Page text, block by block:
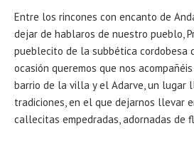
Entre los rincones con encanto de
dejar de hablaros de nuestro pueblo,
pueblecito de la subbética cordobesa
ocasión queremos que nos
barrio de la villa y el Adarve, un lugar
tradiciones, en el que dejarnos llevar
callecitas empedradas, adornadas de